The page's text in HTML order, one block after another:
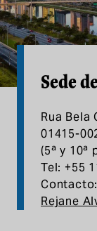
Sede
Rua Bela
01415-
(5ª y 10ª
Tel: +55
Contacto:
Rejane